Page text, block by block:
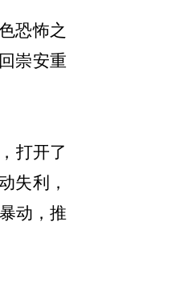
恐怖之
崇安重
打开了
失利，
动，推